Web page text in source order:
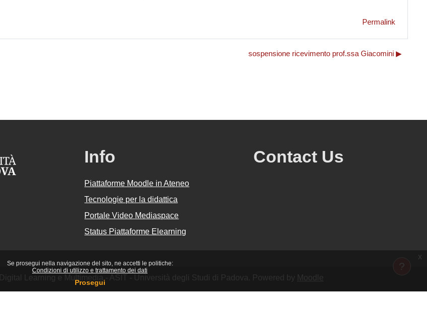
Se prosegui nella navigazione del sito, ne accetti le politiche:
Condizioni di utilizzo e trattamento dei dati
Prosegui
x
Permalink
sospensione ricevimento prof.ssa Giacomini ▶︎
Info
Piattaforme Moodle in Ateneo
Tecnologie per la didattica
Portale Video Mediaspace
Status Piattaforme Elearning
Contact Us
Digital Learning e Multimedia - ASIT - Università degli Studi di Padova. Powered by Moodle